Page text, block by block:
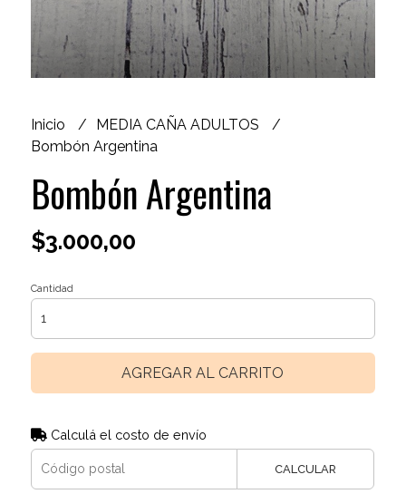
Inicio
MEDIA CAÑA ADULTOS
Bombón Argentina
Bombón Argentina
$3.000,00
Cantidad
AGREGAR AL CARRITO
Calculá el costo de envío
CALCULAR